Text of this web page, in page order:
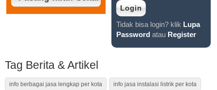
Tidak bisa login? klik Lupa
Password atau Register
Tag Berita & Artikel
info berbagai jasa lengkap per kota info jasa instalasi listrik per kota